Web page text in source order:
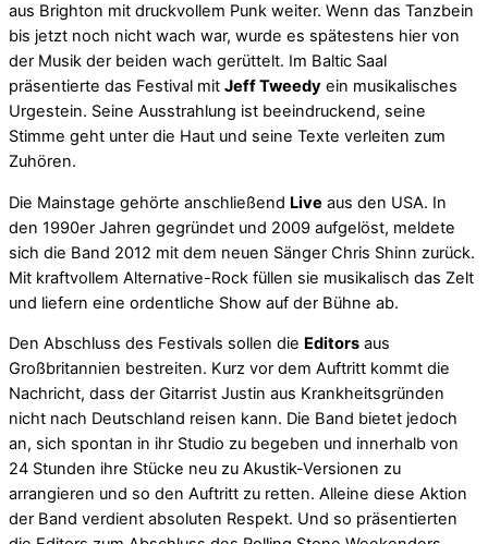
aus Brighton mit druckvollem Punk weiter. Wenn das Tanzbein
bis jetzt noch nicht wach war, wurde es spätestens hier von
der Musik der beiden wach gerüttelt. Im Baltic Saal
präsentierte das Festival mit Jeff Tweedy ein musikalisches
Urgestein. Seine Ausstrahlung ist beeindruckend, seine
Stimme geht unter die Haut und seine Texte verleiten zum
Zuhören.
Die Mainstage gehörte anschließend Live aus den USA. In
den 1990er Jahren gegründet und 2009 aufgelöst, meldete
sich die Band 2012 mit dem neuen Sänger Chris Shinn zurück.
Mit kraftvollem Alternative-Rock füllen sie musikalisch das Zelt
und liefern eine ordentliche Show auf der Bühne ab.
Den Abschluss des Festivals sollen die Editors aus
Großbritannien bestreiten. Kurz vor dem Auftritt kommt die
Nachricht, dass der Gitarrist Justin aus Krankheitsgründen
nicht nach Deutschland reisen kann. Die Band bietet jedoch
an, sich spontan in ihr Studio zu begeben und innerhalb von
24 Stunden ihre Stücke neu zu Akustik-Versionen zu
arrangieren und so den Auftritt zu retten. Alleine diese Aktion
der Band verdient absoluten Respekt. Und so präsentierten